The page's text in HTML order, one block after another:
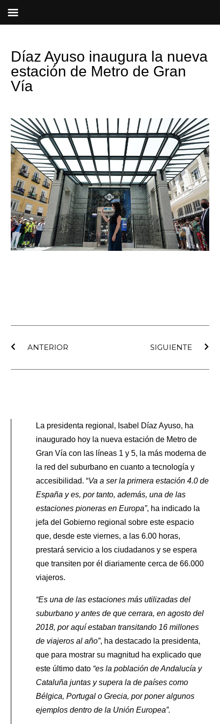
Díaz Ayuso inaugura la nueva
estación de Metro de Gran
Vía
ANTERIOR
SIGUIENTE
La presidenta regional, Isabel Díaz Ayuso, ha
inaugurado hoy la nueva estación de Metro de
Gran Vía con las líneas 1 y 5, la más moderna de
la red del suburbano en cuanto a tecnología y
accesibilidad. “Va a ser la primera estación 4.0 de
España y es, por tanto, además, una de las
estaciones pioneras en Europa”, ha indicado la
jefa del Gobierno regional sobre este espacio
que, desde este viernes, a las 6.00 horas,
prestará servicio a los ciudadanos y se espera
que transiten por él diariamente cerca de 66.000
viajeros.
“Es una de las estaciones más utilizadas del
suburbano y antes de que cerrara, en agosto del
2018, por aquí estaban transitando 16 millones
de viajeros al año”, ha destacado la presidenta,
que para mostrar su magnitud ha explicado que
este último dato “es la población de Andalucía y
Cataluña juntas y supera la de países como
Bélgica, Portugal o Grecia, por poner algunos
ejemplos dentro de la Unión Europea”.